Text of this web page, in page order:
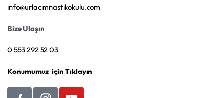
info@urlacimnastikokulu.com
Bize Ulaşın
0 553 292 52 03
Konumumuz için Tıklayın